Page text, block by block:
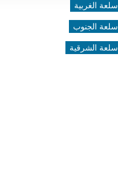
سلعة الغربية
سلعة الجنوب
سلعة الشرقية